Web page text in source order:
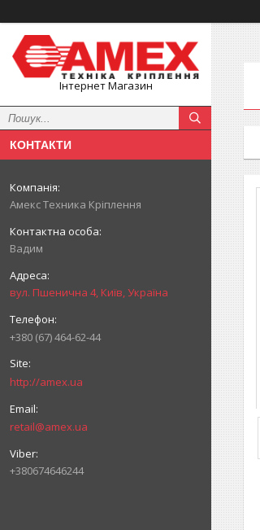
Інтернет Магазин
КОНТАКТИ
Амекс Техника Кріплення
Вадим
вул. Пшенична 4, Київ, Україна
+380 (67) 464-62-44
http://amex.ua
retail@amex.ua
+380674646244